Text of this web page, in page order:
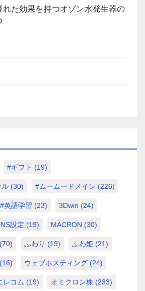
た効果を持つオゾン水発生器の
#ギフト (19)
ル (30) #ムームードメイン (226)
#英語学習 (23) 3Dwin (24)
設定 (19) MACRON (30)
(70) ふわり (19) ふわ姫 (21)
(16) ウェブホスティング (24)
レコム (19) オミクロン株 (233)